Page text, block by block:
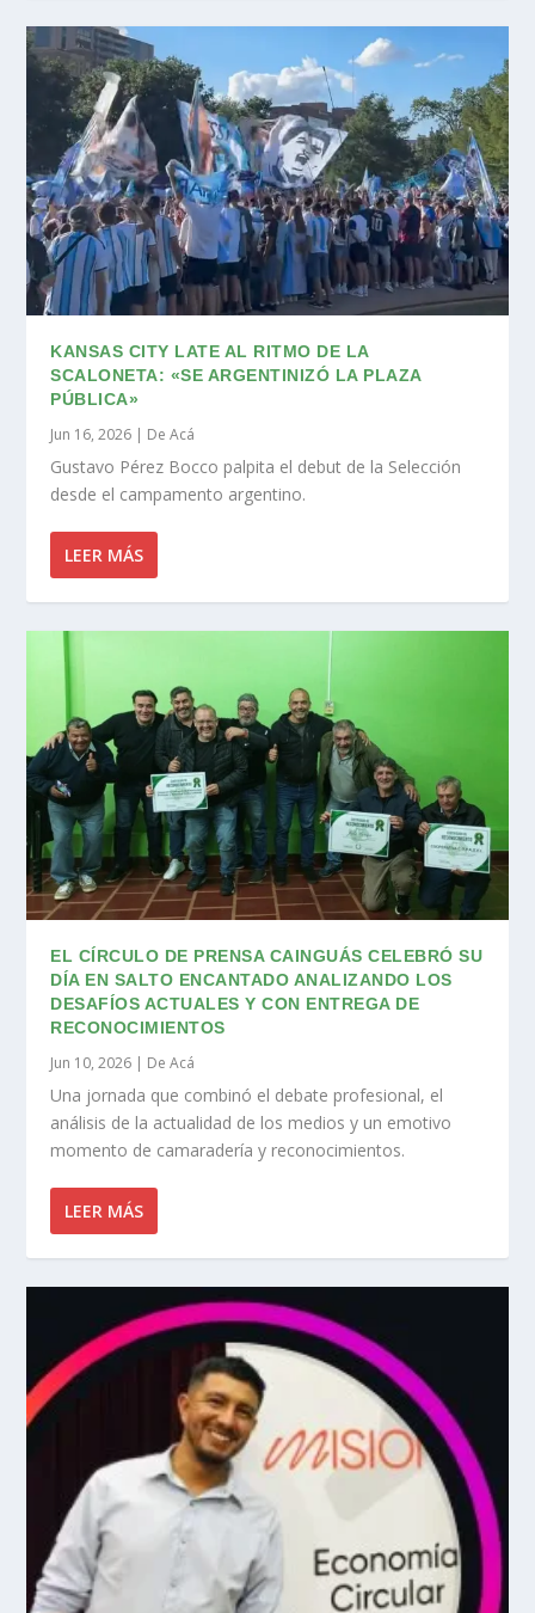
KANSAS CITY LATE AL RITMO DE LA
SCALONETA: «SE ARGENTINIZÓ LA PLAZA
PÚBLICA»
Jun 16, 2026 | De Acá
Gustavo Pérez Bocco palpita el debut de la Selección
desde el campamento argentino.
LEER MÁS
EL CÍRCULO DE PRENSA CAINGUÁS CELEBRÓ SU
DÍA EN SALTO ENCANTADO ANALIZANDO LOS
DESAFÍOS ACTUALES Y CON ENTREGA DE
RECONOCIMIENTOS
Jun 10, 2026 | De Acá
Una jornada que combinó el debate profesional, el
análisis de la actualidad de los medios y un emotivo
momento de camaradería y reconocimientos.
LEER MÁS